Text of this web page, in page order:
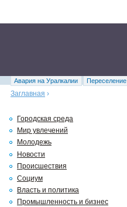
Авария на Уралкалии Переселение
Заглавная ›
Городская среда
Мир увлечений
Молодежь
Новости
Происшествия
Социум
Власть и политика
Промышленность и бизнес